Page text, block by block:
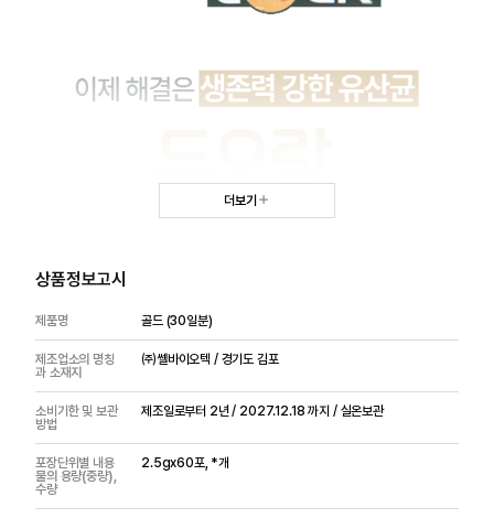
더보기
상품정보고시
제품명 골드 (30일분)
제조업소의 명칭
과 소재지
㈜쎌바이오텍 / 경기도 김포
소비기한 및 보관
방법
제조일로부터 2년 / 2027.12.18 까지 / 실온보관
포장단위별 내용
물의 용량(중량),
수량
2.5gx60포, *개